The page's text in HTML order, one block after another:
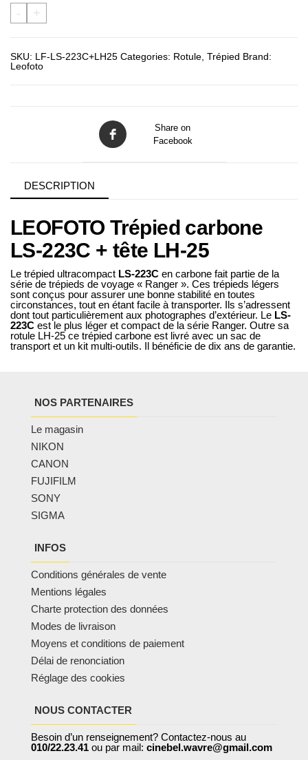
- +
SKU: LF-LS-223C+LH25 Categories: Rotule Trépied Brand:
Leofoto
Share on
Facebook
DESCRIPTION
LEOFOTO Trépied carbone
LS-223C + tête LH-25
Le trépied ultracompact LS-223C en carbone fait partie de la
série de trépieds de voyage « Ranger ». Ces trépieds légers
sont conçus pour assurer une bonne stabilité en toutes
circonstances, tout en étant facile à transporter. Ils s’adressent
dont tout particulièrement aux photographes d’extérieur. Le LS-
223C est le plus léger et compact de la série Ranger. Outre sa
rotule LH-25 ce trépied carbone est livré avec un sac de
transport et un kit multi-outils. Il bénéficie de dix ans de garantie.
NOS PARTENAIRES
Le magasin
NIKON
CANON
FUJIFILM
SONY
SIGMA
INFOS
Conditions générales de vente
Mentions légales
Charte protection des données
Modes de livraison
Moyens et conditions de paiement
Délai de renonciation
Réglage des cookies
NOUS CONTACTER
Besoin d’un renseignement? Contactez-nous au
010/22.23.41 ou par mail: cinebel.wavre@gmail.com